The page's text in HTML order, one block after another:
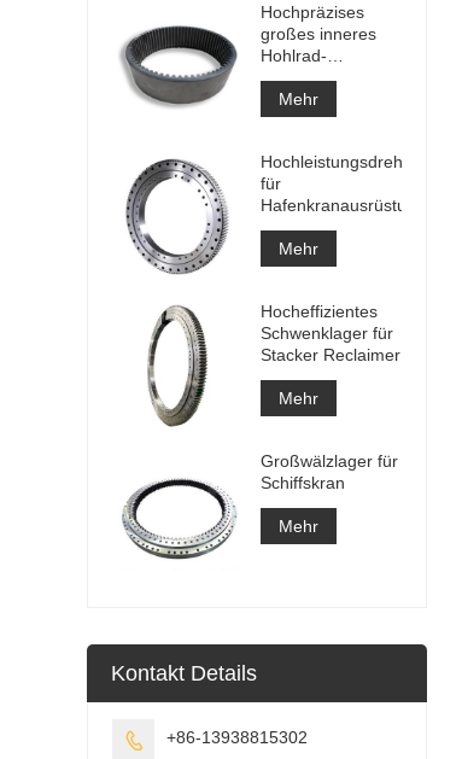
Hochpräzises
großes inneres
Hohlrad-
Keilzahnrad-
Metallstirnrad mit
Nitrierbehandlung
Mehr
Hochleistungsdrehlager
für
Hafenkranausrüstung
Mehr
Hocheffizientes
Schwenklager für
Stacker Reclaimer
Mehr
Großwälzlager für
Schiffskran
Mehr
Kontakt Details
 +86-13938815302